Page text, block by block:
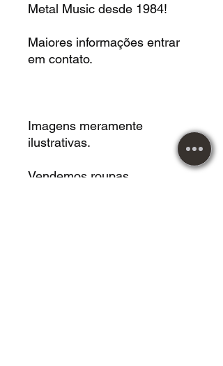
Metal Music desde 1984!
Maiores informações entrar
em contato.
Imagens meramente
ilustrativas.
Vendemos roupas,